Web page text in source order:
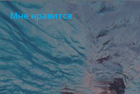
Мне нравится